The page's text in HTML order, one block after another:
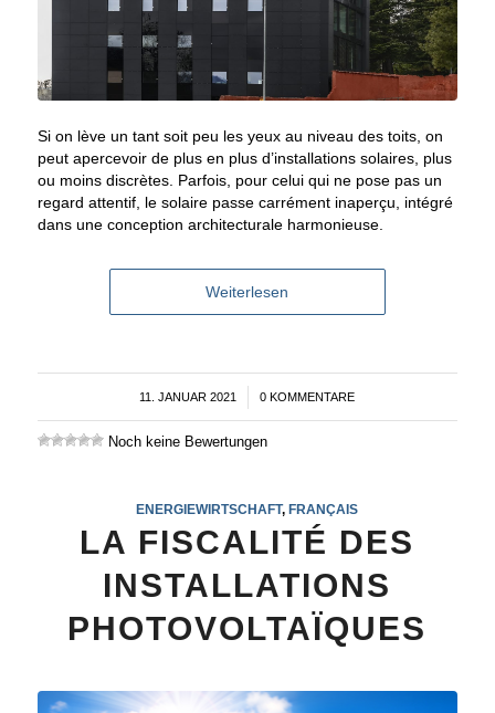
Si on lève un tant soit peu les yeux au niveau des toits, on
peut apercevoir de plus en plus d’installations solaires, plus
ou moins discrètes. Parfois, pour celui qui ne pose pas un
regard attentif, le solaire passe carrément inaperçu, intégré
dans une conception architecturale harmonieuse.
Weiterlesen
11. JANUAR 2021
/ 0 KOMMENTARE
Noch keine Bewertungen
ENERGIEWIRTSCHAFT, FRANÇAIS
LA FISCALITÉ DES
INSTALLATIONS
PHOTOVOLTAÏQUES